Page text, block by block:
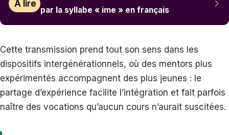
À lire
par la syllabe « ime » en français
Cette transmission prend tout son sens dans les
dispositifs intergénérationnels, où des mentors plus
expérimentés accompagnent des plus jeunes : le
partage d’expérience facilite l’intégration et fait parfois
naître des vocations qu’aucun cours n’aurait suscitées.